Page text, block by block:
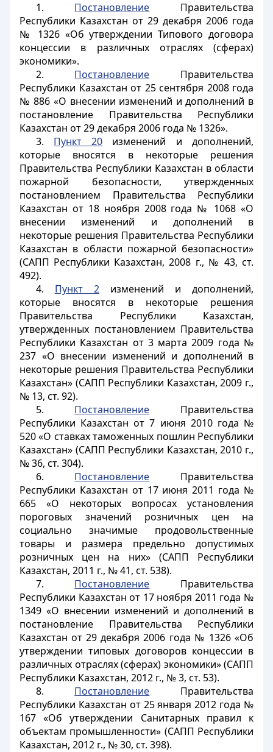
1. Постановление Правительства
Республики Казахстан от 29 декабря 2006 года
№ 1326 «Об утверждении Типового договора
концессии в различных отраслях (сферах)
экономики».
2. Постановление Правительства
Республики Казахстан от 25 сентября 2008 года
№ 886 «О внесении изменений и дополнений в
постановление Правительства Республики
Казахстан от 29 декабря 2006 года № 1326».
3. Пункт 20 изменений и дополнений,
которые вносятся в некоторые решения
Правительства Республики Казахстан в области
пожарной безопасности, утвержденных
постановлением Правительства Республики
Казахстан от 18 ноября 2008 года № 1068 «О
внесении изменений и дополнений в
некоторые решения Правительства Республики
Казахстан в области пожарной безопасности»
(САПП Республики Казахстан, 2008 г., № 43, ст.
492).
4. Пункт 2изменений и дополнений,
которые вносятся в некоторые решения
Правительства Республики Казахстан,
утвержденных постановлением Правительства
Республики Казахстан от 3 марта 2009 года №
237 «О внесении изменений и дополнений в
некоторые решения Правительства Республики
Казахстан» (САПП Республики Казахстан, 2009 г.,
№ 13, ст. 92).
5. Постановление Правительства
Республики Казахстан от 7 июня 2010 года №
520 «О ставках таможенных пошлин Республики
Казахстан» (САПП Республики Казахстан, 2010 г.,
№ 36, ст. 304).
6. Постановление Правительства
Республики Казахстан от 17 июня 2011 года №
665 «О некоторых вопросах установления
пороговых значений розничных цен на
социально значимые продовольственные
товары и размера предельно допустимых
розничных цен на них» (САПП Республики
Казахстан, 2011 г., № 41, ст. 538).
7. Постановление Правительства
Республики Казахстан от 17 ноября 2011 года №
1349 «О внесении изменений и дополнений в
постановление Правительства Республики
Казахстан от 29 декабря 2006 года № 1326 «Об
утверждении типовых договоров концессии в
различных отраслях (сферах) экономики» (САПП
Республики Казахстан, 2012 г., № 3, ст. 53).
8. Постановление Правительства
Республики Казахстан от 25 января 2012 года №
167 «Об утверждении Санитарных правил к
объектам промышленности» (САПП Республики
Казахстан, 2012 г., № 30, ст. 398).